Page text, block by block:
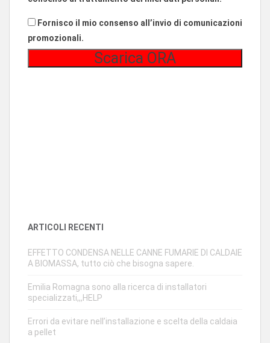
Fornisco il mio consenso all’invio di comunicazioni
promozionali.
ARTICOLI RECENTI
EFFETTO CONDENSA NELLE CANNE FUMARIE DI CALDAIE
A BIOMASSA, tutto ciò che bisogna sapere.
Emilia Romagna sono alla ricerca di installatori
specializzati,,,HELP
Errori da evitare nell’installazione e scelta della caldaia
a pellet